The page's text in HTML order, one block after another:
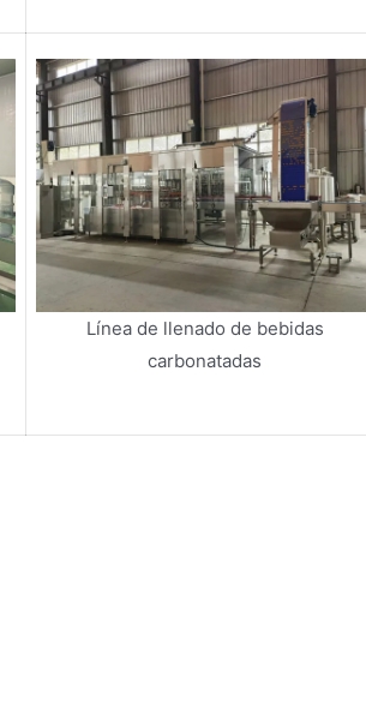
Línea de llenado de bebidas
carbonatadas